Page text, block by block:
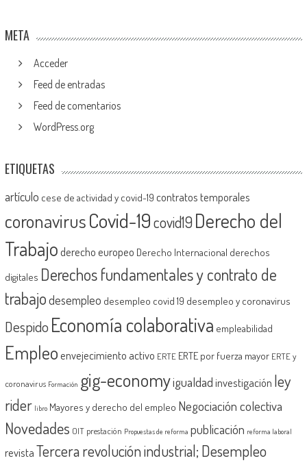
META
Acceder
Feed de entradas
Feed de comentarios
WordPress.org
ETIQUETAS
artículo cese de actividad y covid-19 contratos temporales
coronavirusCovid-19covid19 Derecho del
Trabajoderecho europeo Derecho Internacional derechos
digitales Derechos fundamentales y contrato de
trabajodesempleo desempleo covid 19 desempleo y coronavirus
Despido Economía colaborativa empleabilidad
Empleoenvejecimiento activo ERTE ERTE por fuerza mayor ERTE y
coronavirus Formación gig-economyigualdadinvestigación ley
rider libro Mayores y derecho del empleo Negociación colectiva
Novedades OIT prestación Propuestas de reforma publicación reforma laboral
revistaTercera revolución industrial; Desempleo